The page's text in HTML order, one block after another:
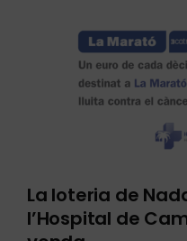
Tràmits
Serveis
Atenció Assistencial
Actualitat
La loteria de
l’Hospital de